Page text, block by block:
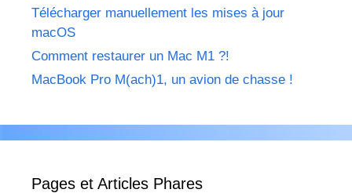
Télécharger manuellement les mises à jour
macOS
Comment restaurer un Mac M1 ?!
MacBook Pro M(ach)1, un avion de chasse !
Pages et Articles Phares